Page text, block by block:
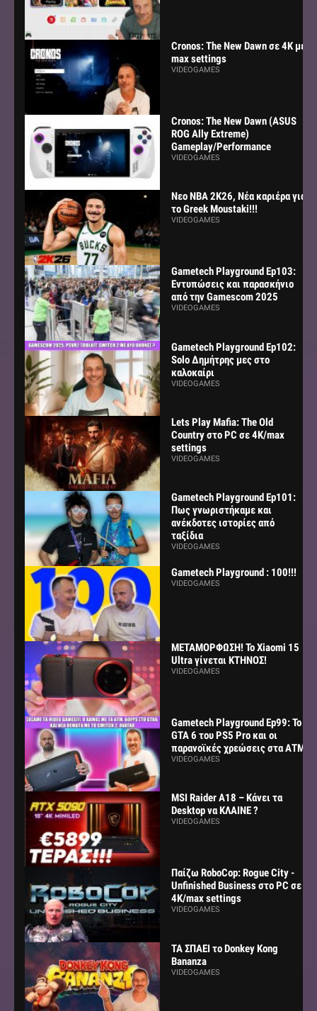
Cronos: The New Dawn σε 4K με
max settings
VIDEOGAMES
Cronos: The New Dawn (ASUS
ROG Ally Extreme)
Gameplay/Performance
VIDEOGAMES
Νεο NBA 2K26, Νέα καριέρα για
το Greek Moustaki!!!
VIDEOGAMES
Gametech Playground Ep103:
Εντυπώσεις και παρασκήνιο
από την Gamescom 2025
VIDEOGAMES
Gametech Playground Ep102:
Solo Δημήτρης μες στο
καλοκαίρι
VIDEOGAMES
Lets Play Mafia: The Old
Country στο PC σε 4K/max
settings
VIDEOGAMES
Gametech Playground Ep101:
Πως γνωριστήκαμε και
ανέκδοτες ιστορίες από
ταξίδια
VIDEOGAMES
Gametech Playground : 100!!!
VIDEOGAMES
ΜΕΤΑΜΟΡΦΩΣΗ! Το Xiaomi 15
Ultra γίνεται ΚΤΗΝΟΣ!
VIDEOGAMES
Gametech Playground Ep99: Το
GTA 6 του PS5 Pro και οι
παρανοϊκές χρεώσεις στα ΑΤΜ
VIDEOGAMES
MSI Raider A18 – Κάνει τα
Desktop να ΚΛΑΙΝΕ ?
VIDEOGAMES
Παίζω RoboCop: Rogue City -
Unfinished Business στο PC σε
4K/max settings
VIDEOGAMES
ΤΑ ΣΠΑΕΙ το Donkey Kong
Bananza
VIDEOGAMES